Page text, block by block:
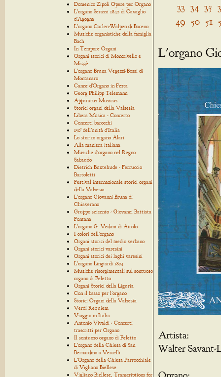
Domenico Zipoli Opere per Organo
L'organo Serassi 1842 di Cavaglio
d'Agogna
L'organo Carlen-Walpen di Baceno
Musiche organistiche della famiglia
Bach
In Tempore Organi
Organi storici di Moncrivello e
Mazzè
L'organo Bruna Vegezzi-Bossi di
Montanaro
Canne d'Organo in Festa
Georg Philipp Telemann
Apparatus Musicus
Storici organi della Valsesia
Libera Musica - Concerto
Concerti barocchi
150° dell'unità d'Italia
Lo storico organo Alari
Alla maniera italiana
Musiche d'organo nel Regno
Sabaudo
Dietrich Buxtehude - Ferruccio
Bartoletti
Festival internazionale storici organi
della Valsesia
L'organo Giovanni Bruna di
Chiaverano
Gruppo seicento - Giovanni Battista
Fontana
L'organo G. Vedani di Airolo
I colori dell'organo
Organi storici del medio verbano
Organi storici varesini
Organi storici dei laghi varesini
L'organo Lingiardi 1854
Musiche risorgimentali sul sontuoso
organo di Feletto
Organi Storici della Liguria
Con il basso per l'organo
Storici Organi della Valsesia
Verdi Requiem
Viaggio in Italia
Antonio Vivaldi - Concerti
trascritti per Organo
Il sontuoso organo di Feletto
L'organo della Chiesa di San
Bernardino a Vercelli
L'Organo della Chiesa Parrocchiale
di Vigliano Biellese
Vigliano Biellese, Transcriptions for
33 34 35
49 50 51
L'organo
Artista:
Walter Savant-